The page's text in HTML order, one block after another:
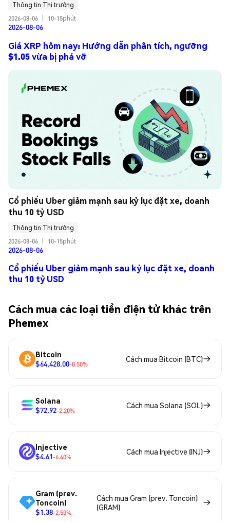
Thông tin Thị trường
2026-08-06
10-15phút
2026-08-06
Giá XRP hôm nay: Hướng dẫn phân tích, ngưỡng
$1.05 vừa bị phá vỡ
Cổ phiếu Uber giảm mạnh sau kỷ lục đặt xe, doanh
thu 10 tỷ USD
Thông tin Thị trường
2026-08-06
10-15phút
2026-08-06
Cổ phiếu Uber giảm mạnh sau kỷ lục đặt xe, doanh
thu 10 tỷ USD
Cách mua các loại tiền điện tử khác trên
Phemex
Bitcoin
$64,428.00-0.50%
Cách mua Bitcoin (BTC)
Solana
$72.92-2.20%
Cách mua Solana (SOL)
Injective
$4.61-6.40%
Cách mua Injective (INJ)
Gram (prev.
Toncoin)
$1.38-2.53%
Cách mua Gram (prev. Toncoin)
(GRAM)